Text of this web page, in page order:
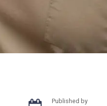
Published by